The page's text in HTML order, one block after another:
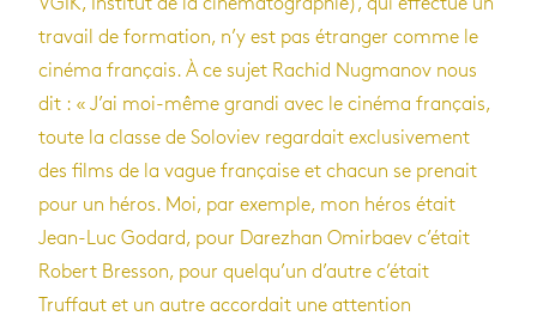
VGIK, Institut de la cinématographie), qui effectue un
travail de formation, n’y est pas étranger comme le
cinéma français. À ce sujet Rachid Nugmanov nous
dit : « J’ai moi-même grandi avec le cinéma français,
toute la classe de Soloviev regardait exclusivement
des films de la vague française et chacun se prenait
pour un héros. Moi, par exemple, mon héros était
Jean-Luc Godard, pour Darezhan Omirbaev c’était
Robert Bresson, pour quelqu’un d’autre c’était
Truffaut et un autre accordait une attention